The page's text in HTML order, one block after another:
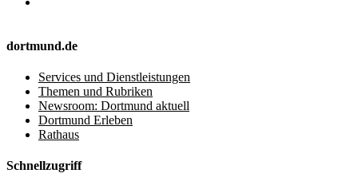
dortmund.de
Services und Dienstleistungen
Themen und Rubriken
Newsroom: Dortmund aktuell
Dortmund Erleben
Rathaus
Schnellzugriff